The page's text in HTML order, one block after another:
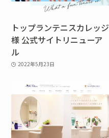
トップランテニスカレッジ
様 公式サイトリニューア
ル
2022年5月23日